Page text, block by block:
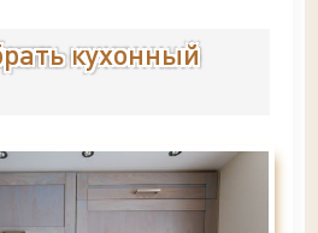
кухонный